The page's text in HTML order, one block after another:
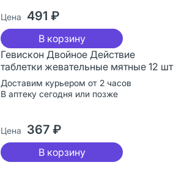
Цена 491 ₽
В корзину
Гевискон Двойное Действие
таблетки жевательные мятные 12 шт
Доставим курьером от 2 часов
В аптеку сегодня или позже
Цена 367 ₽
В корзину